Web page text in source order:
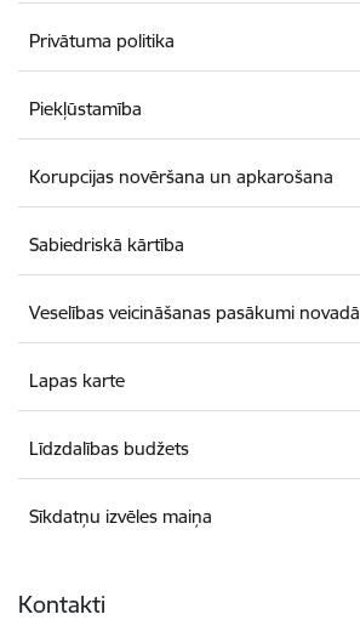
Privātuma politika
Piekļūstamība
Korupcijas novēršana un apkarošana
Sabiedriskā kārtība
Veselības veicināšanas pasākumi novadā
Lapas karte
Līdzdalības budžets
Sīkdatņu izvēles maiņa
Kontakti